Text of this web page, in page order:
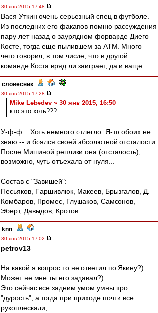
30 янв 2015 17:48
Вася Уткин очень серьезный спец в футболе.
Из последних его факапов помню рассуждения
пару лет назад о заурядном форварде Диего
Косте, тогда еще пылившем за АТМ. Много
чего говорил, в том числе, что в другой
команде Коста вряд ли заиграет, да и ваще...
словесник -
30 янв 2015 17:28
Mike Lebedev » 30 янв 2015, 16:50
кто это хоть???
У-ф-ф... Хоть немного отлегло. Я-то обоих не
знаю -- и боялся своей абсолютной отсталости.
После Мишиной реплики она (отсталость),
возможно, чуть отъехала от нуля...
Состав с "Завишей":
Песьяков, Паршивлюк, Макеев, Брызгалов, Д.
Комбаров, Промес, Глушаков, Самсонов,
Эберт, Давыдов, Кротов.
knn -
30 янв 2015 17:02
petrov13
На какой я вопрос то не ответил по Якину?)
Может не мне ты его задавал?)
Это сейчас все задним умом умны про
"дурость", а тогда при приходе почти все
рукоплескали,